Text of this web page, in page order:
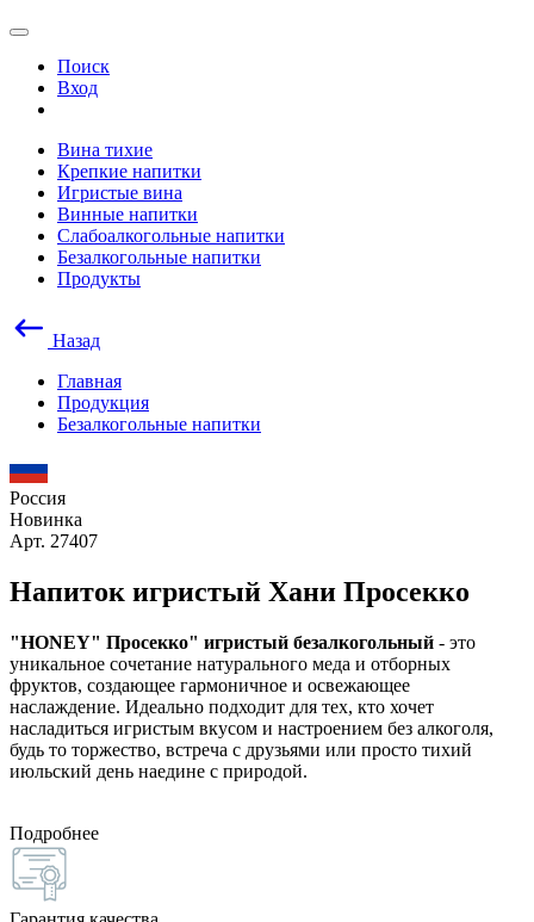
Поиск
Вход
Вина тихие
Крепкие напитки
Игристые вина
Винные напитки
Слабоалкогольные напитки
Безалкогольные напитки
Продукты
Назад
Главная
Продукция
Безалкогольные напитки
Россия
Новинка
Арт. 27407
Напиток игристый Хани Просекко
"HONEY" Просекко" игристый безалкогольный - это
уникальное сочетание натурального меда и отборных
фруктов, создающее гармоничное и освежающее
наслаждение. Идеально подходит для тех, кто хочет
насладиться игристым вкусом и настроением без алкоголя,
будь то торжество, встреча с друзьями или просто тихий
июльский день наедине с природой.
Подробнее